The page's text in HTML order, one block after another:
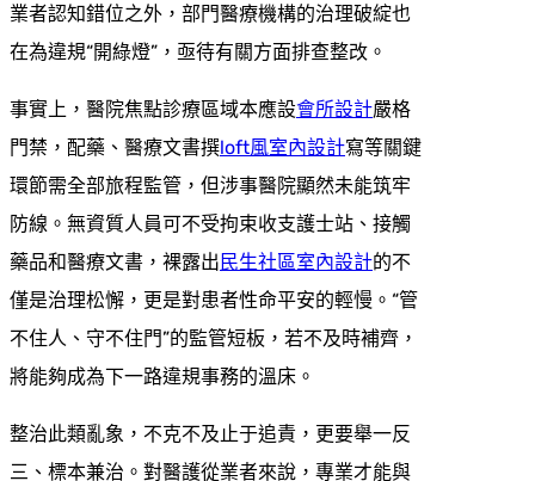
業者認知錯位之外，部門醫療機構的治理破綻也
在為違規“開綠燈”，亟待有關方面排查整改。
事實上，醫院焦點診療區域本應設會所設計嚴格
門禁，配藥、醫療文書撰loft風室內設計寫等關鍵
環節需全部旅程監管，但涉事醫院顯然未能筑牢
防線。無資質人員可不受拘束收支護士站、接觸
藥品和醫療文書，裸露出 民生社區室內設計的不
僅是治理松懈，更是對患者性命平安的輕慢。“管
不住人、守不住門”的監管短板，若不及時補齊，
將能夠成為下一路違規事務的溫床。
整治此類亂象，不克不及止于追責，更要舉一反
三、標本兼治。對醫護從業者來說，專業才能與